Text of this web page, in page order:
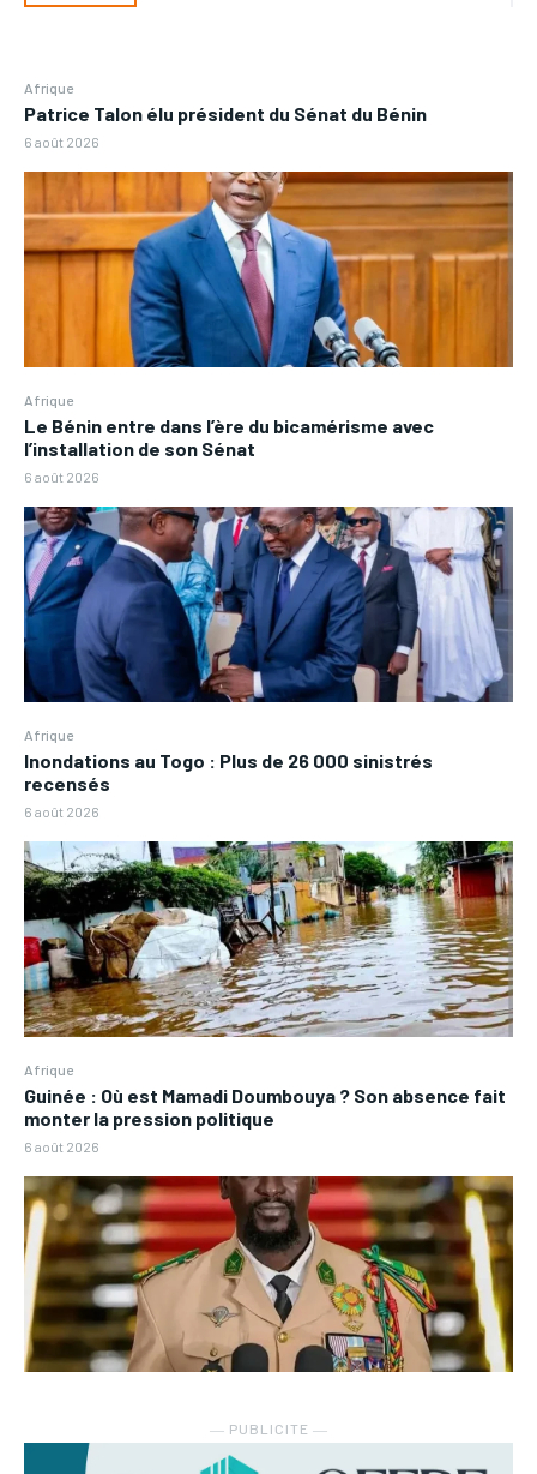
Afrique
Patrice Talon élu président du Sénat du Bénin
6 août 2026
Afrique
Le Bénin entre dans l’ère du bicamérisme avec
l’installation de son Sénat
6 août 2026
Afrique
Inondations au Togo : Plus de 26 000 sinistrés
recensés
6 août 2026
Afrique
Guinée : Où est Mamadi Doumbouya ? Son absence fait
monter la pression politique
6 août 2026
― PUBLICITE ―